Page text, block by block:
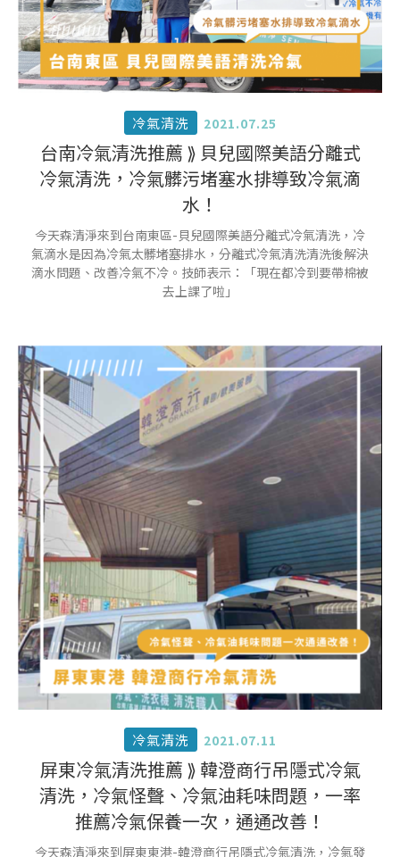
冷氣清洗 2021.07.25
台南冷氣清洗推薦 ⟫ 貝兒國際美語分離式
冷氣清洗，冷氣髒污堵塞水排導致冷氣滴
水！
今天森清淨來到台南東區-貝兒國際美語分離式冷氣清洗，冷
氣滴水是因為冷氣太髒堵塞排水，分離式冷氣清洗清洗後解決
滴水問題、改善冷氣不冷。技師表示：「現在都冷到要帶棉被
去上課了啦」
冷氣清洗 2021.07.11
屏東冷氣清洗推薦 ⟫ 韓澄商行吊隱式冷氣
清洗，冷氣怪聲、冷氣油耗味問題，一率
推薦冷氣保養一次，通通改善！
今天森清淨來到屏東東港-韓澄商行吊隱式冷氣清洗，冷氣發